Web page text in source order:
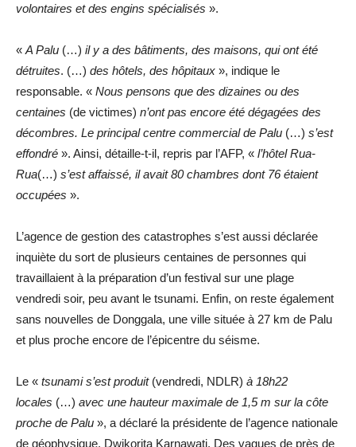
volontaires et des engins spécialisés ».
« A Palu (…) il y a des bâtiments, des maisons, qui ont été
détruites. (…) des hôtels, des hôpitaux », indique le
responsable. « Nous pensons que des dizaines ou des
centaines (de victimes) n’ont pas encore été dégagées des
décombres. Le principal centre commercial de Palu (…) s’est
effondré ». Ainsi, détaille-t-il, repris par l’AFP, « l’hôtel Rua-
Rua(…) s’est affaissé, il avait 80 chambres dont 76 étaient
occupées ».
L’agence de gestion des catastrophes s’est aussi déclarée
inquiète du sort de plusieurs centaines de personnes qui
travaillaient à la préparation d’un festival sur une plage
vendredi soir, peu avant le tsunami. Enfin, on reste également
sans nouvelles de Donggala, une ville située à 27 km de Palu
et plus proche encore de l’épicentre du séisme.
Le « tsunami s’est produit (vendredi, NDLR) à 18h22
locales (…) avec une hauteur maximale de 1,5 m sur la côte
proche de Palu », a déclaré la présidente de l’agence nationale
de géophysique, Dwikorita Karnawati. Des vagues de près de